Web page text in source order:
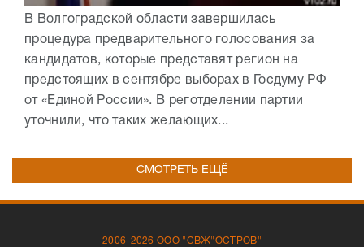
В Волгоградской области завершилась
процедура предварительного голосования за
кандидатов, которые представят регион на
предстоящих в сентябре выборах в Госдуму РФ
от «Единой России». В реготделении партии
уточнили, что таких желающих...
СМОТРЕТЬ ЕЩЁ
2006-2026 ООО "СВЖ"ОСТРОВ"